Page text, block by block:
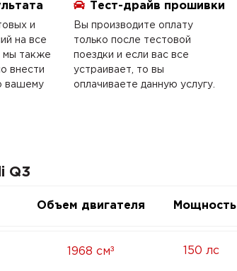
и
на все
мы также
внести
вашему
Тест-драйв прошивки
Вы производите оплату
только после тестовой
поездки и если вас все
устраивает, то вы
оплачиваете данную услугу.
Q3
Объем двигателя Мощность
1968 см³ 150 лс